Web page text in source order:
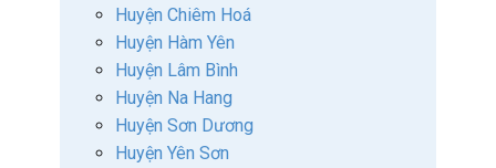
Huyện Chiêm Hoá
Huyện Hàm Yên
Huyện Lâm Bình
Huyện Na Hang
Huyện Sơn Dương
Huyện Yên Sơn